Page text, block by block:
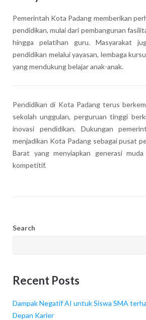
Pemerintah Kota Padang memberikan
pendidikan, mulai dari pembangunan
hingga pelatihan guru. Masyarakat
pendidikan melalui yayasan, lembaga
yang mendukung belajar anak-anak.
Pendidikan di Kota Padang terus
sekolah unggulan, perguruan tinggi
inovasi pendidikan. Dukungan
menjadikan Kota Padang sebagai pusat
Barat yang menyiapkan generasi
kompetitif.
Search
Recent Posts
Dampak Negatif AI untuk Siswa SMA
Depan Karier